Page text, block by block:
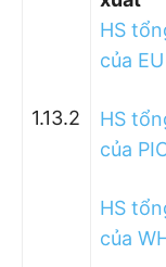
1.13.2
HS
của EU
HS
của
HS
của